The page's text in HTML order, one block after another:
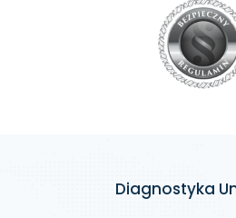
Diagnostyka